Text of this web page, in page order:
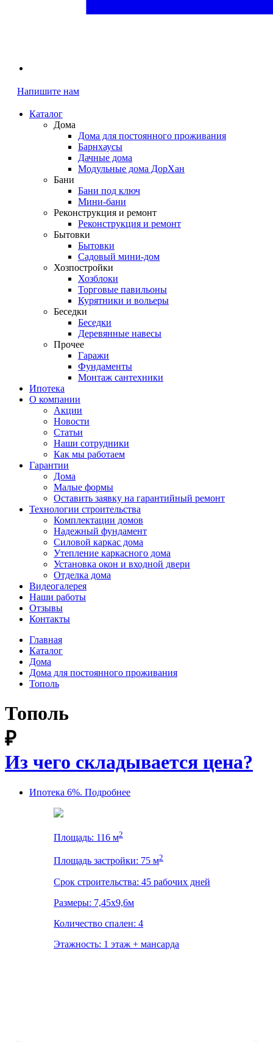
Напишите нам
Каталог
Дома
Дома для постоянного проживания
Барнхаусы
Дачные дома
Модульные дома ДорХан
Бани
Бани под ключ
Мини-бани
Реконструкция и ремонт
Реконструкция и ремонт
Бытовки
Бытовки
Садовый мини-дом
Хозпостройки
Хозблоки
Торговые павильоны
Курятники и вольеры
Беседки
Беседки
Деревянные навесы
Прочее
Гаражи
Фундаменты
Монтаж сантехники
Ипотека
О компании
Акции
Новости
Статьи
Наши сотрудники
Как мы работаем
Гарантии
Дома
Малые формы
Оставить заявку на гарантийный ремонт
Технологии строительства
Комплектации домов
Надежный фундамент
Силовой каркас дома
Утепление каркасного дома
Установка окон и входной двери
Отделка дома
Видеогалерея
Наши работы
Отзывы
Контакты
Главная
Каталог
Дома
Дома для постоянного проживания
Тополь
Тополь
₽
Из чего складывается цена?
Ипотека 6%. Подробнее
Площадь: 116 м2
Площадь застройки: 75 м2
Срок строительства: 45 рабочих дней
Размеры: 7,45х9,6м
Количество спален: 4
Этажность: 1 этаж + мансарда